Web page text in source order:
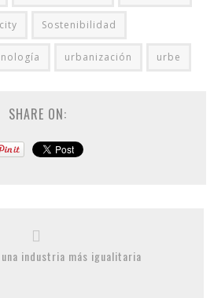
Sostenibilidad
urbanización urbe
SHARE ON:
una industria más igualitaria